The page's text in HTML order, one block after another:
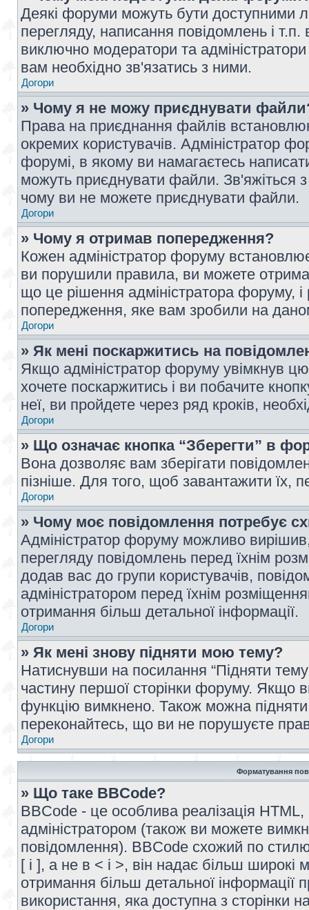
Деякі форуми можуть бути доступними
перегляду, написання повідомлень і
виключно модератори та
вам необхідно зв'язатись з ними.
Догори
» Чому я не можу приєднувати
Права на приєднання файлів
окремих користувачів. Адміністратор
форумі, в якому ви намагаєтесь
можуть приєднувати файли. Зв'яжіться
чому ви не можете приєднувати файли.
Догори
» Чому я отримав попередження?
Кожен адміністратор форуму
ви порушили правила, ви можете
що це рішення адміністратора форуму,
попередження, яке вам зробили на
Догори
» Як мені поскаржитись на
Якщо адміністратор форуму увімкнув
хочете поскаржитись і ви побачите
неї, ви пройдете через ряд кроків,
Догори
» Що означає кнопка “Зберегти” в
Вона дозволяє вам зберігати
пізніше. Для того, щоб завантажити їх,
Догори
» Чому моє повідомлення потребує
Адміністратор форуму можливо
перегляду повідомлень перед їхнім
додав вас до групи користувачів,
адміністратором перед їхнім
отримання більш детальної інформації.
Догори
» Як мені знову підняти мою тему?
Натиснувши на посилання “Підняти
частину першої сторінки форуму. Якщо
функцію вимкнено. Також можна
переконайтесь, що ви не порушуєте
Догори
Форматування
» Що таке BBCode?
BBCode - це особлива реалізація
адміністратором (також ви можете
повідомлення). BBCode схожий по
[ і ], а не в < і >, він надає більш
отримання більш детальної інформації
використання, яка доступна з сторінки